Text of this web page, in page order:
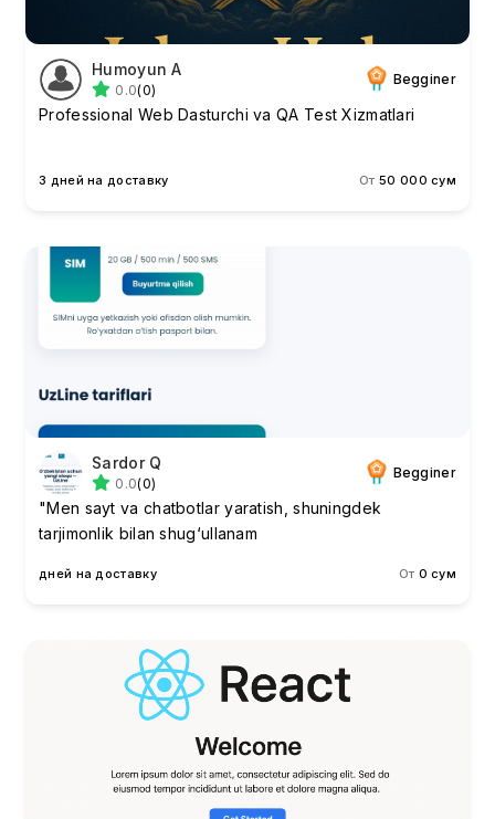
Humoyun A
0.0(0)
Begginer
Professional Web Dasturchi va QA Test Xizmatlari
3 дней на доставку От 50 000 сум
Sardor Q
0.0(0)
Begginer
"Men sayt va chatbotlar yaratish, shuningdek
tarjimonlik bilan shug‘ullanam
дней на доставку От 0 сум